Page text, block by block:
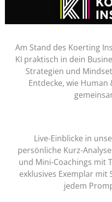
Am Stand des Koerting
KI praktisch in dein
Strategien und
Entdecke, wie
Live-Einblicke in
persönliche Kurz-
und Mini-Coachings mit
exklusives Exemplar mit
jedem